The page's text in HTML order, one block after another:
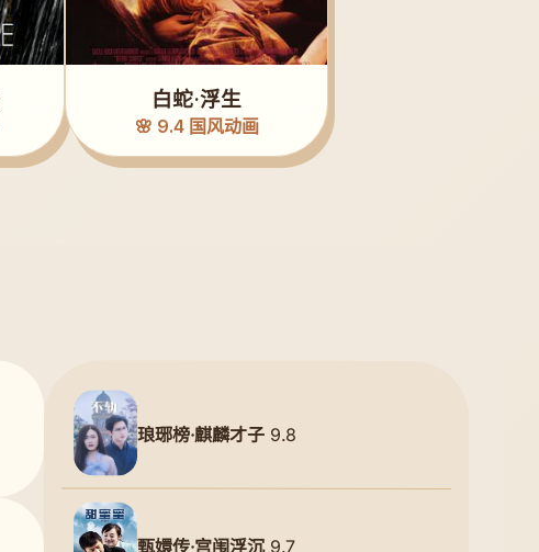
白蛇·浮生
🌸 9.4 国风动画
琅琊榜·麒麟才子 9.8
甄嬛传·宫闱浮沉9.7